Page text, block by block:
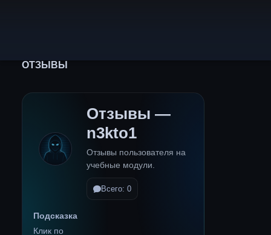
ОТЗЫВЫ
Отзывы —
n3kto1
Отзывы пользователя на
учебные модули.
Всего: 0
Подсказка
Клик по